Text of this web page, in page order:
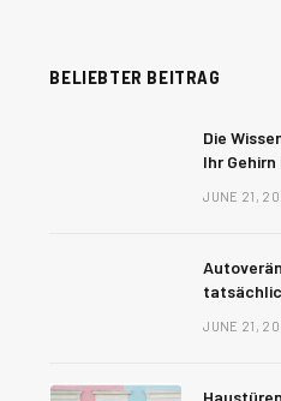
BELIEBTER BEITRAG
Die
Ihr
JUNE 21,
JUNE 21,